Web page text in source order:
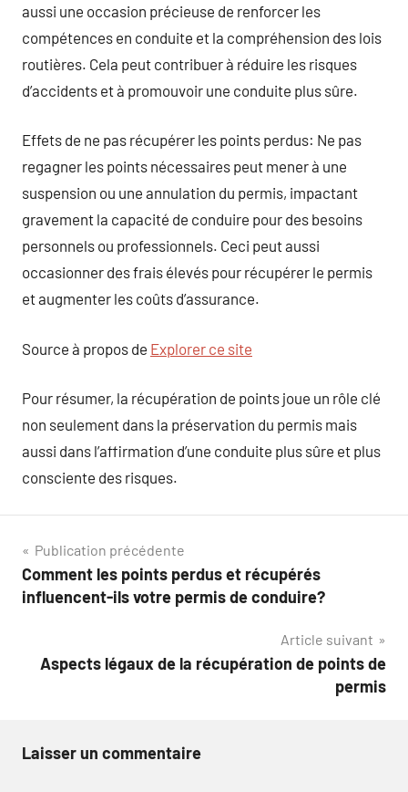
aussi une occasion précieuse de renforcer les
compétences en conduite et la compréhension des lois
routières. Cela peut contribuer à réduire les risques
d’accidents et à promouvoir une conduite plus sûre.
Effets de ne pas récupérer les points perdus: Ne pas
regagner les points nécessaires peut mener à une
suspension ou une annulation du permis, impactant
gravement la capacité de conduire pour des besoins
personnels ou professionnels. Ceci peut aussi
occasionner des frais élevés pour récupérer le permis
et augmenter les coûts d’assurance.
Source à propos de Explorer ce site
Pour résumer, la récupération de points joue un rôle clé
non seulement dans la préservation du permis mais
aussi dans l’affirmation d’une conduite plus sûre et plus
consciente des risques.
Navigation
de
Publication précédente
Comment les points perdus et récupérés
influencent-ils votre permis de conduire?
Article suivant
Aspects légaux de la récupération de points de
permis
Laisser un commentaire